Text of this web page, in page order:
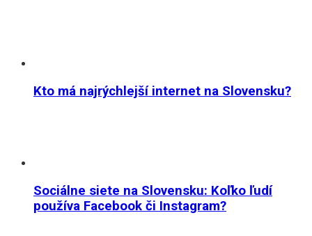
Kto má najrýchlejší internet na Slovensku?
Sociálne siete na Slovensku: Koľko ľudí
používa Facebook či Instagram?